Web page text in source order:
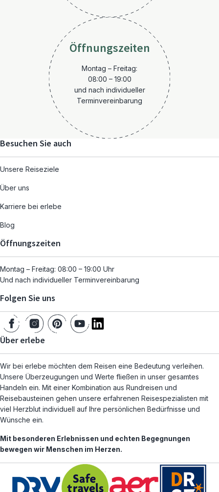
Öffnungszeiten
Montag – Freitag:
08:00 – 19:00
und nach individueller
Terminvereinbarung
Besuchen Sie auch
Unsere Reiseziele
Über uns
Karriere bei erlebe
Blog
Öffnungszeiten
Montag – Freitag: 08:00 – 19:00 Uhr
Und nach individueller Terminvereinbarung
Folgen Sie uns
Über erlebe
Wir bei erlebe möchten dem Reisen eine Bedeutung verleihen.
Unsere Überzeugungen und Werte fließen in unser gesamtes
Handeln ein. Mit einer Kombination aus Rundreisen und
Reisebausteinen gehen unsere erfahrenen Reisespezialisten mit
viel Herzblut individuell auf Ihre persönlichen Bedürfnisse und
Wünsche ein.
Mit besonderen Erlebnissen und echten Begegnungen
bewegen wir Menschen im Herzen.